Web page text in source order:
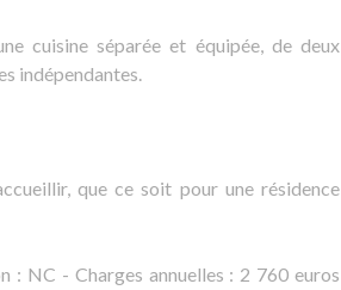
cuisine séparée et équipée, de deux
indépendantes.
que ce soit pour une résidence
NC - Charges annuelles : 2 760 euros